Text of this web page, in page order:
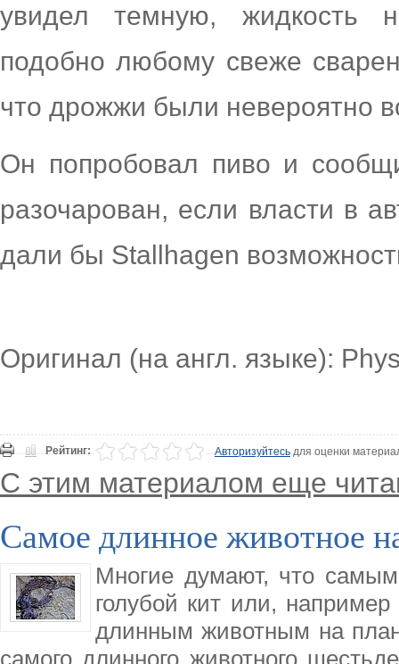
увидел темную, жидкость
подобно любому свеже
что дрожжи были невероятно
Он попробовал пиво и
разочарован, если власти в
дали бы Stallhagen
Оригинал (на англ. языке):
Рейтинг: Авторизуйтесьдля оценки
С этим материалом еще
Самое длинное животное
Многие думают, что
голубой кит или,
длинным животным на
самого длинного животного